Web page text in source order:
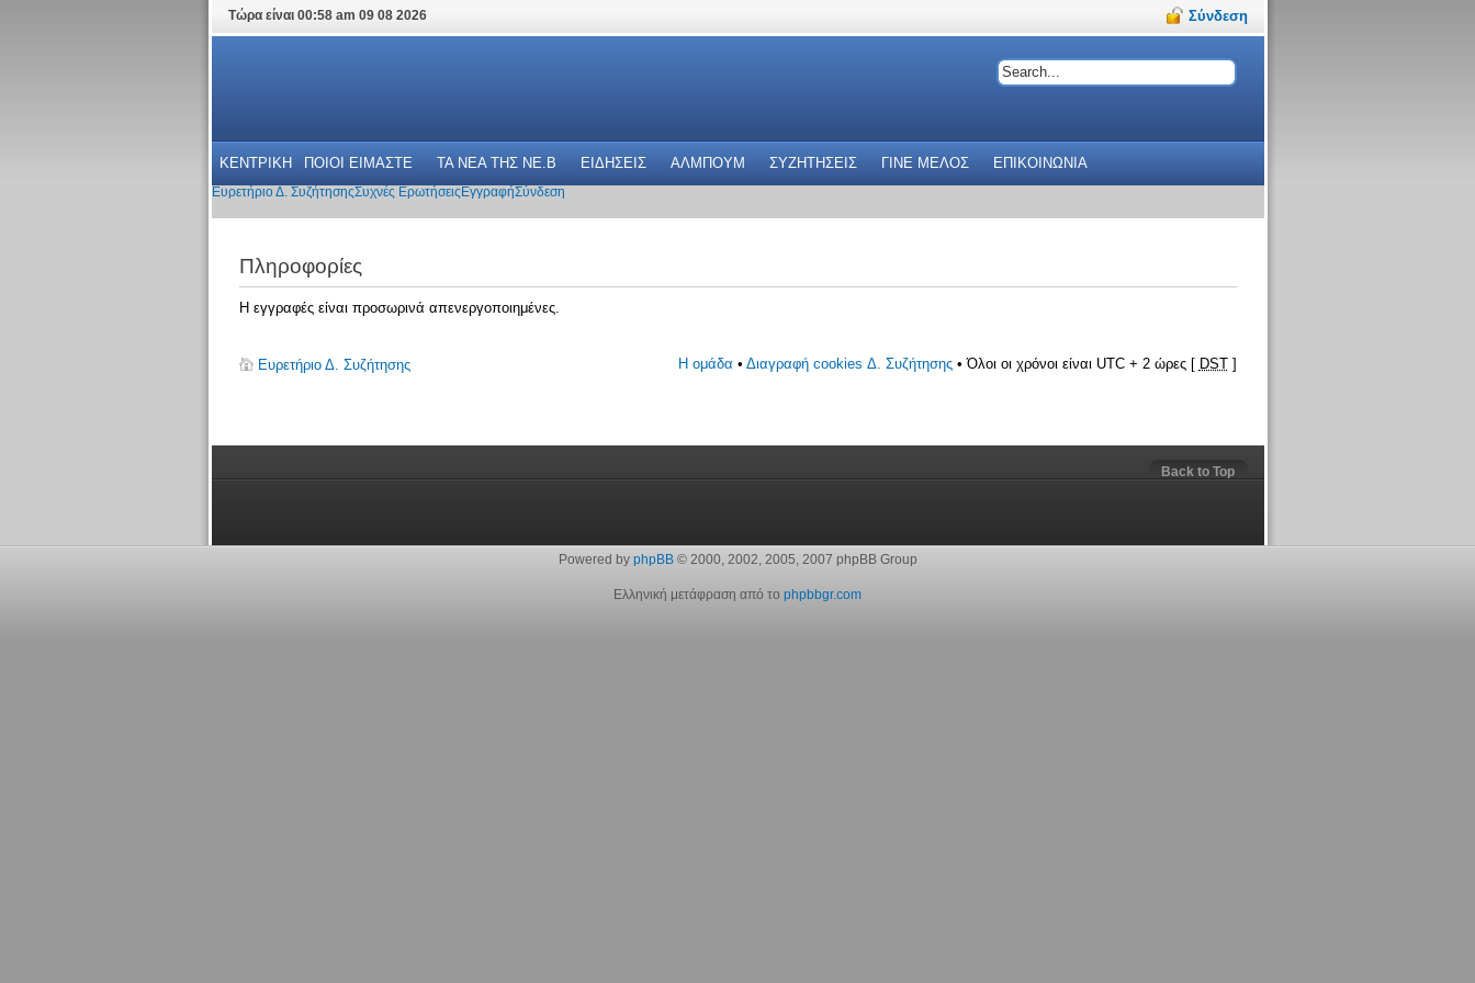
Τώρα είναι 00:58 am 09 08 2026 Σύνδεση
ΚΕΝΤΡΙΚΗ ΠΟΙΟΙ ΕΙΜΑΣΤΕ ΤΑ ΝΕΑ THΣ NE.B ΕΙΔΗΣΕΙΣ ΑΛΜΠΟΥΜ ΣΥΖΗΤΗΣΕΙΣ ΓΙΝΕ ΜΕΛΟΣ ΕΠΙΚΟΙΝΩΝΙΑ
Ευρετήριο Δ. ΣυζήτησηςΣυχνές Ερωτήσεις ΕγγραφήΣύνδεση
Πληροφορίες
Η εγγραφές είναι προσωρινά απενεργοποιημένες.
Ευρετήριο Δ. Συζήτησης Η ομάδα • Διαγραφή cookies Δ. Συζήτησης• Όλοι οι χρόνοι είναι UTC + 2 ώρες [ DST]
Back to Top
Powered by phpBB© 2000, 2002, 2005, 2007 phpBB Group
Ελληνική μετάφραση από το phpbbgr.com